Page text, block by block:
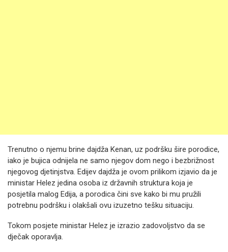
Trenutno o njemu brine dajdža Kenan, uz podršku šire porodice,
iako je bujica odnijela ne samo njegov dom nego i bezbrižnost
njegovog djetinjstva. Edijev dajdža je ovom prilikom izjavio da je
ministar Helez jedina osoba iz državnih struktura koja je
posjetila malog Edija, a porodica čini sve kako bi mu pružili
potrebnu podršku i olakšali ovu izuzetno tešku situaciju.
Tokom posjete ministar Helez je izrazio zadovoljstvo da se
dječak oporavlja.